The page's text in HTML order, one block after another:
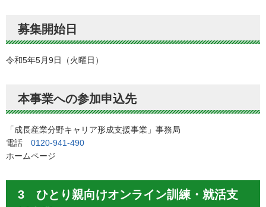
募集開始日
令和5年5月9日（火曜日）
本事業への参加申込先
「成長産業分野キャリア形成支援事業」事務局
電話 0120-941-490
ホームページ
3 ひとり親向けオンライン訓練・就活支